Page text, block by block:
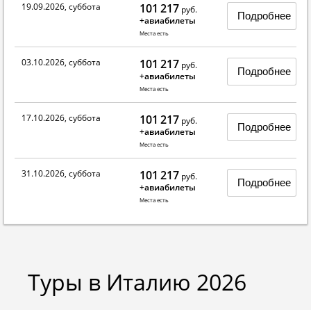
19.09.2026, суббота 101 217 руб.
+авиабилеты
Места есть
Подробнее
03.10.2026, суббота 101 217 руб.
+авиабилеты
Места есть
Подробнее
17.10.2026, суббота 101 217 руб.
+авиабилеты
Места есть
Подробнее
31.10.2026, суббота 101 217 руб.
+авиабилеты
Места есть
Подробнее
Туры в Италию 2026